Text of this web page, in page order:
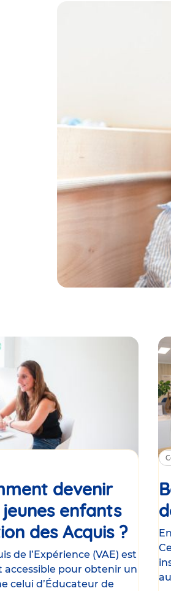
devenir
enfants
des Acquis ?
de l’Expérience (VAE) est
accessible pour obtenir un
celui d’Éducateur de